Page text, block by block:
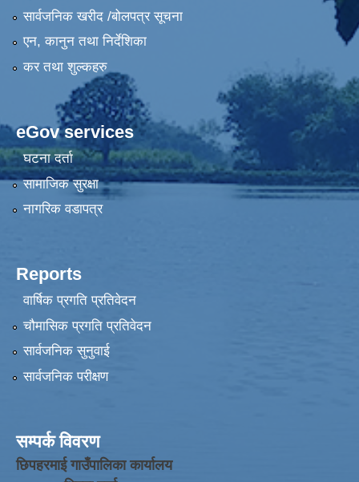
सार्वजनिक खरीद /बोलपत्र सूचना
एन, कानुन तथा निर्देशिका
कर तथा शुल्कहरु
eGov services
घटना दर्ता
सामाजिक सुरक्षा
नागरिक वडापत्र
Reports
वार्षिक प्रगति प्रतिवेदन
चौमासिक प्रगति प्रतिवेदन
सार्वजनिक सुनुवाई
सार्वजनिक परीक्षण
सम्पर्क विवरण
छिपहरमाई गाउँपालिका कार्यालय